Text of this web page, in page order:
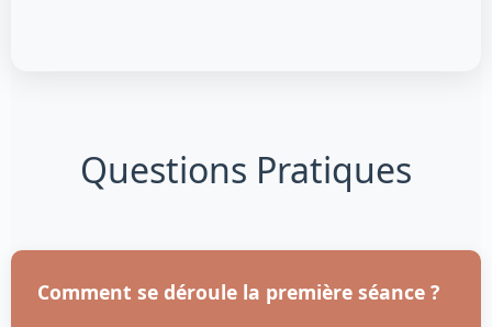
Questions Pratiques
Comment se déroule la première séance ?